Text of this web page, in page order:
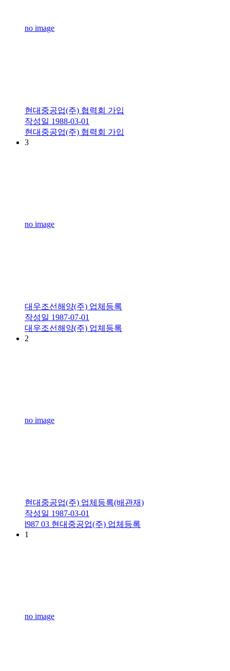
no image
현대중공업(주) 협력회 가입
작성일 1988-03-01
현대중공업(주) 협력회 가입
3
no image
대우조선해양(주) 업체등록
작성일 1987-07-01
대우조선해양(주) 업체등록
2
no image
현대중공업(주) 업체등록(배관재)
작성일 1987-03-01
l987 03 현대중공업(주) 업체등록
1
no image